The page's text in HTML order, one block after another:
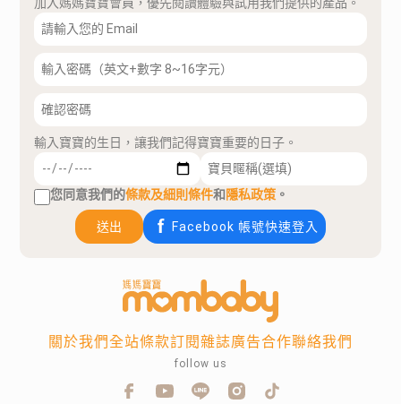
輸入寶寶的生日，讓我們記得寶寶重要的日子。
您同意我們的條款及細則條件和隱私政策 。
送出 Facebook 帳號快速登入
關於我們全站條款訂閱雜誌廣告合作聯絡我們
follow us